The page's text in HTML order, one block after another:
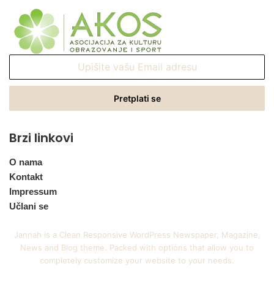
Email
Brzi linkovi
O nama
Kontakt
Impressum
Učlani se
Jannah is a Clean Responsive WordPress Newspaper, Magazine,
News and Blog theme. Packed with options that allow you to
completely customize your website to your needs.